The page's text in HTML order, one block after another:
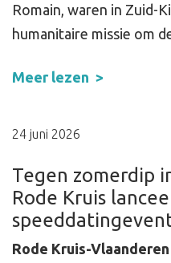
Romain, waren in Zuid-
humanitaire missie om
Meer lezen
24 juni 2026
Tegen zomerdip
Rode Kruis
Rode Kruis-